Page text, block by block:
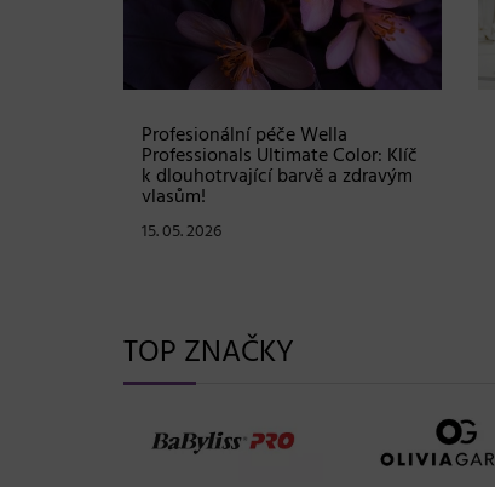
Profesionální péče Wella
Professionals Ultimate Color: Klíč
k dlouhotrvající barvě a zdravým
vlasům!
15. 05. 2026
TOP ZNAČKY